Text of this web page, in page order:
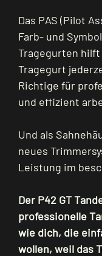
Das PAS (Pilot
Farb- und
Tragegurten
Tragegurt
Richtige für
und effizient
Und als
neues
Leistung im
Der P42 GT
professionelle
wie dich, die
wollen, weil das